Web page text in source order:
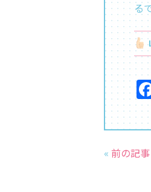
る
« 前の記事